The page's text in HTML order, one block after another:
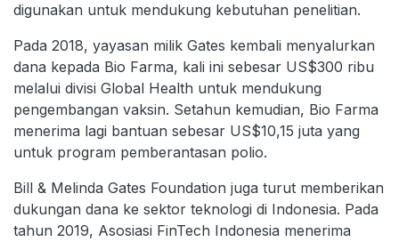
digunakan untuk mendukung kebutuhan penelitian.
Pada 2018, yayasan milik Gates kembali menyalurkan
dana kepada Bio Farma, kali ini sebesar US$300 ribu
melalui divisi Global Health untuk mendukung
pengembangan vaksin. Setahun kemudian, Bio Farma
menerima lagi bantuan sebesar US$10,15 juta yang
untuk program pemberantasan polio.
Bill & Melinda Gates Foundation juga turut memberikan
dukungan dana ke sektor teknologi di Indonesia. Pada
tahun 2019, Asosiasi FinTech Indonesia menerima